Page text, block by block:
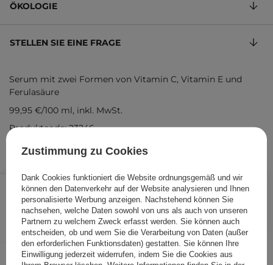
19,99 € /Stk.
IN DEN WARENKORB
ÖKOLOGIE
STELLEN SIE EINE FRAGE
Serum mit zwei Formen von Vitamin C, Vitamin E und
Ferulasäure
99,95 €/100 ml, inkl. MwSt.
Produktcode: 23246
Folgende Produkte wurden von
anderen Kunden geprüft
Zustimmung zu Cookies
Dank Cookies funktioniert die Website ordnungsgemäß und wir
können den Datenverkehr auf der Website analysieren und Ihnen
personalisierte Werbung anzeigen. Nachstehend können Sie
nachsehen, welche Daten sowohl von uns als auch von unseren
Partnern zu welchem Zweck erfasst werden. Sie können auch
entscheiden, ob und wem Sie die Verarbeitung von Daten (außer
den erforderlichen Funktionsdaten) gestatten. Sie können Ihre
Einwilligung jederzeit widerrufen, indem Sie die Cookies aus